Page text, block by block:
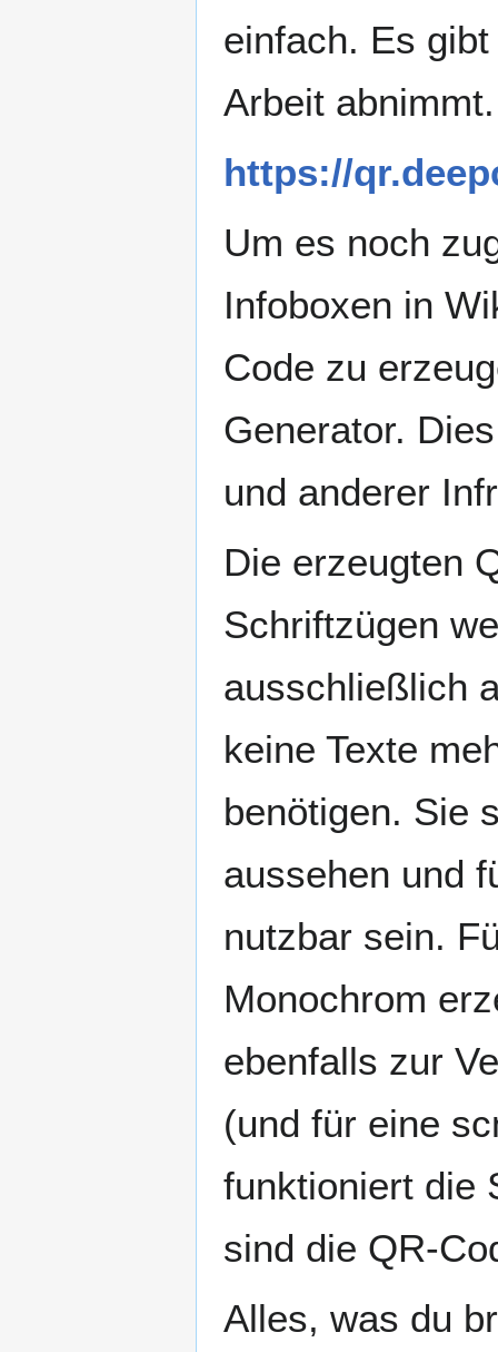
einfach. Es
Arbeit
https://
Um es noch
Infoboxen in
Code zu
Generator.
und anderer
Die erzeugten
Schriftzügen
ausschließlich
keine Texte
benötigen. Sie
aussehen und
nutzbar sein.
Monochrom
ebenfalls zur
(und für eine
funktioniert die
sind die QR-
Alles, was du